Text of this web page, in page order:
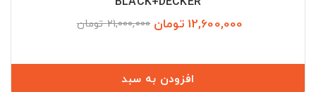
12,600,000 تومان 21,000,000 تومان
افزودن به سبد